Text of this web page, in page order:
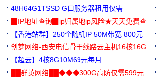
48H64G1TSSD G口服务器租用仅需
3000+可免费测试
▉IP地址查询▉ip归属地ip风险★天天免费查
【香港站群】250个随机IP 50M带宽 800元
创梦网络-西安电信骨干线路云主机16核16G
88元/月
【超云】4核8G10M69元每月
██群英网络██◆◆◆300G高防仅需599元